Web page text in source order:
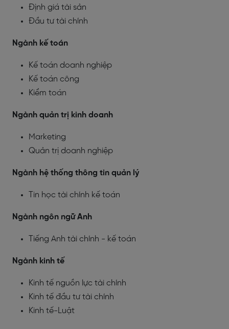
Định giá tài sản
Đầu tư tài chính
Ngành kế toán
Kế toán doanh nghiệp
Kế toán công
Kiểm toán
Ngành quản trị kinh doanh
Marketing
Quản trị doanh nghiệp
Ngành hệ thống thông tin quản lý
Tin học tài chính kế toán
Ngành ngôn ngữ Anh
Tiếng Anh tài chính - kế toán
Ngành kinh tế
Kinh tế nguồn lực tài chính
Kinh tế đầu tư tài chính
Kinh tế-Luật